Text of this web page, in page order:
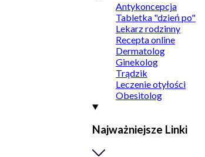
Antykoncepcja
Tabletka "dzień po"
Lekarz rodzinny
Recepta online
Dermatolog
Ginekolog
Trądzik
Leczenie otyłości
Obesitolog
Najważniejsze Linki